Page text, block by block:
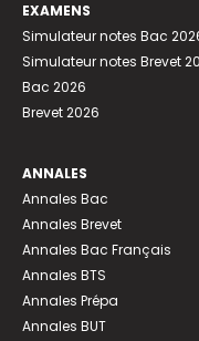
EXAMENS
Simulateur notes Bac
Simulateur notes Brevet
Bac 2026
Brevet 2026
ANNALES
Annales Bac
Annales Brevet
Annales Bac Français
Annales BTS
Annales Prépa
Annales BUT